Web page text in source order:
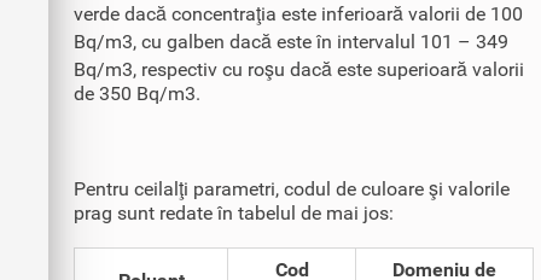
verde dacă concentraţia este inferioară valorii de 100
Bq/m3, cu galben dacă este în intervalul 101 – 349
Bq/m3, respectiv cu roşu dacă este superioară valorii
de 350 Bq/m3.
Pentru ceilalţi parametri, codul de culoare şi valorile
prag sunt redate în tabelul de mai jos:
Cod Domeniu de